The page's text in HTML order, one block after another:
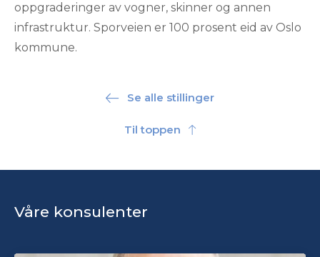
oppgraderinger av vogner, skinner og annen
infrastruktur. Sporveien er 100 prosent eid av Oslo
kommune.
Se alle stillinger
Til toppen
Våre konsulenter